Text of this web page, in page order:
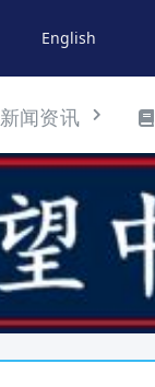
English
新闻资讯